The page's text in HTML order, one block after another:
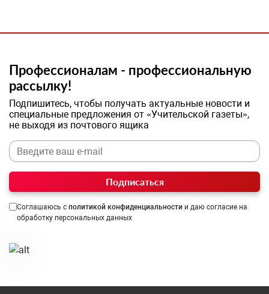
Профессионалам - профессиональную
рассылку!
Подпишитесь, чтобы получать актуальные новости и
специальные предложения от «Учительской газеты»,
не выходя из почтового ящика
Подписаться
Соглашаюсь с политикой конфиденциальности и даю согласие на
обработку персональных данных